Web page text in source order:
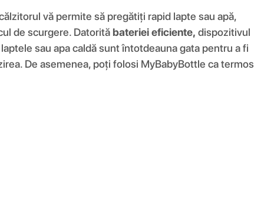
vă permite să pregătiți rapid lapte sau apă,
de scurgere. Datorită bateriei eficiente, dispozitivul
sau apa caldă sunt întotdeauna gata pentru a fi
De asemenea, poți folosi MyBabyBottle ca termos